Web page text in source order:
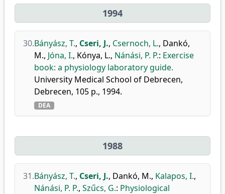
1994
30.Bányász, T., Cseri, J., Csernoch, L., Dankó,
M., Jóna, I., Kónya, L., Nánási, P. P.: Exercise
book: a physiology laboratory guide.
University Medical School of Debrecen,
Debrecen, 105 p., 1994.
DEA
1988
31.Bányász, T., Cseri, J., Dankó, M., Kalapos, I.,
Nánási, P. P., Szűcs, G.: Physiological